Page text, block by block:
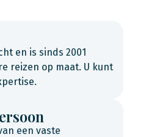
en is sinds 2001
reizen op maat. U kunt
een vaste